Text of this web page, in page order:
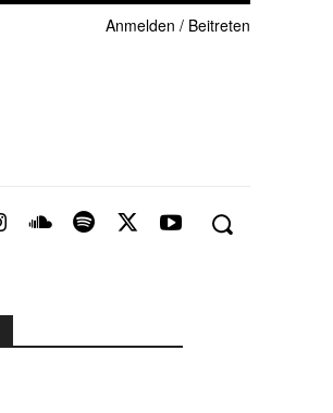
Anmelden / Beitreten